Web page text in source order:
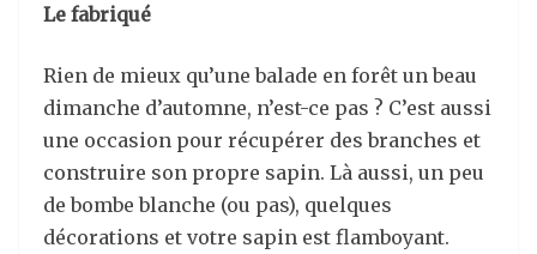
Le fabriqué
Rien de mieux qu’une balade en forêt un beau
dimanche d’automne, n’est-ce pas ? C’est aussi
une occasion pour récupérer des branches et
construire son propre sapin. Là aussi, un peu
de bombe blanche (ou pas), quelques
décorations et votre sapin est flamboyant.